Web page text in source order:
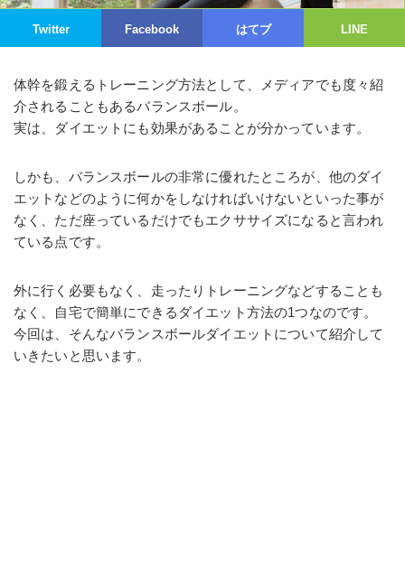
Twitter Facebook はてブ LINE
体幹を鍛えるトレーニング方法として、メディアでも度々紹
介されることもあるバランスボール。
実は、ダイエットにも効果があることが分かっています。
しかも、バランスボールの非常に優れたところが、他のダイ
エットなどのように何かをしなければいけないといった事が
なく、ただ座っているだけでもエクササイズになると言われ
ている点です。
外に行く必要もなく、走ったりトレーニングなどすることも
なく、自宅で簡単にできるダイエット方法の1つなのです。
今回は、そんなバランスボールダイエットについて紹介して
いきたいと思います。